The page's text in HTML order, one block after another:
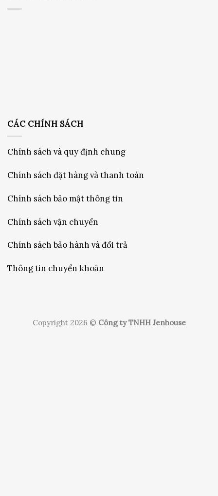
CÁC CHÍNH SÁCH
Chính sách và quy định chung
Chính sách đặt hàng và thanh toán
Chính sách bảo mật thông tin
Chính sách vận chuyển
Chính sách bảo hành và đổi trả
Thông tin chuyển khoản
Copyright 2026 © Công ty TNHH Jenhouse